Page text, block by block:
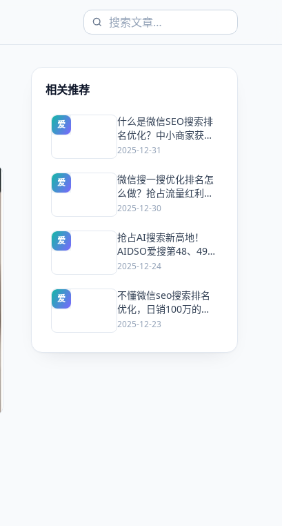
相关推荐
爱
什么是微信SEO搜索排
名优化？中小商家获客
新捷径
2025-12-31
爱
微信搜一搜优化排名怎
么做？抢占流量红利：
AIDSO爱搜工具实战指
2025-12-30
爱
抢占AI搜索新高地！
AIDSO爱搜第48、49期
线下沙龙圆满落幕，开
2025-12-24
爱
不懂微信seo搜索排名
优化，日销100万的生
意也可能在搜一搜里“查
2025-12-23